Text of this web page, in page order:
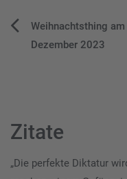
Weihnachtsthing
Dezember 2023
Zitate
„Die perfekte Diktatur